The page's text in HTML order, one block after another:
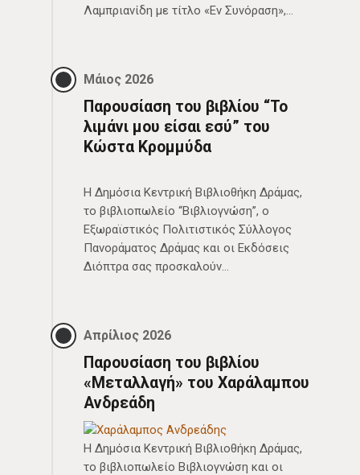
Λαμπριανίδη με τίτλο «Εν Συνόραση»,…
Μάιος 2026
Παρουσίαση του βιβλίου “Το
λιμάνι μου είσαι εσύ” του
Κώστα Κρομμύδα
Η Δημόσια Κεντρική Βιβλιοθήκη Δράμας,
το βιβλιοπωλείο “Βιβλιογνώση”, ο
Εξωραϊστικός Πολιτιστικός Σύλλογος
Πανοράματος Δράμας και οι Εκδόσεις
Διόπτρα σας προσκαλούν…
Απρίλιος 2026
Παρουσίαση του βιβλίου
«Μεταλλαγή» του Χαράλαμπου
Ανδρεάδη
Η Δημόσια Κεντρική Βιβλιοθήκη Δράμας,
το βιβλιοπωλείο Βιβλιογνώση και οι